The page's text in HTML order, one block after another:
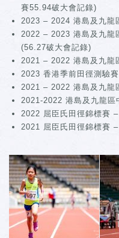
賽55.94破大會記錄)
2023 – 2024 港島及九龍
2022 – 2023 港島及九龍
(56.27破大會記錄)
2021 – 2022 港島及九龍
2023 香港季前田徑測驗
2021 – 2022 港島及九龍
2021-2022 港島及九龍區
2022 屈臣氏田徑錦標賽
2021 屈臣氏田徑錦標賽